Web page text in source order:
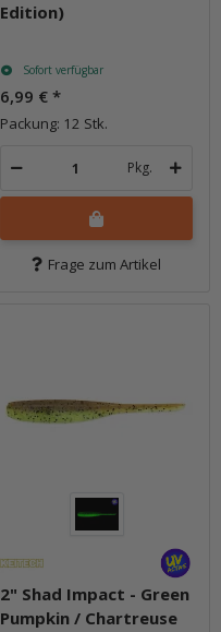
Edition)
Sofort verfügbar
6,99 € *
Packung: 12 Stk.
Pkg.
Frage zum Artikel
2" Shad Impact - Green
Pumpkin / Chartreuse